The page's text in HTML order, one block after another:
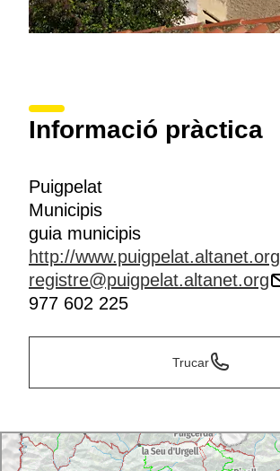
Informació pràctica
Puigpelat
Municipis
guia municipis
http://www.puigpelat.altanet.org
registre@puigpelat.altanet.org
977 602 225
Trucar